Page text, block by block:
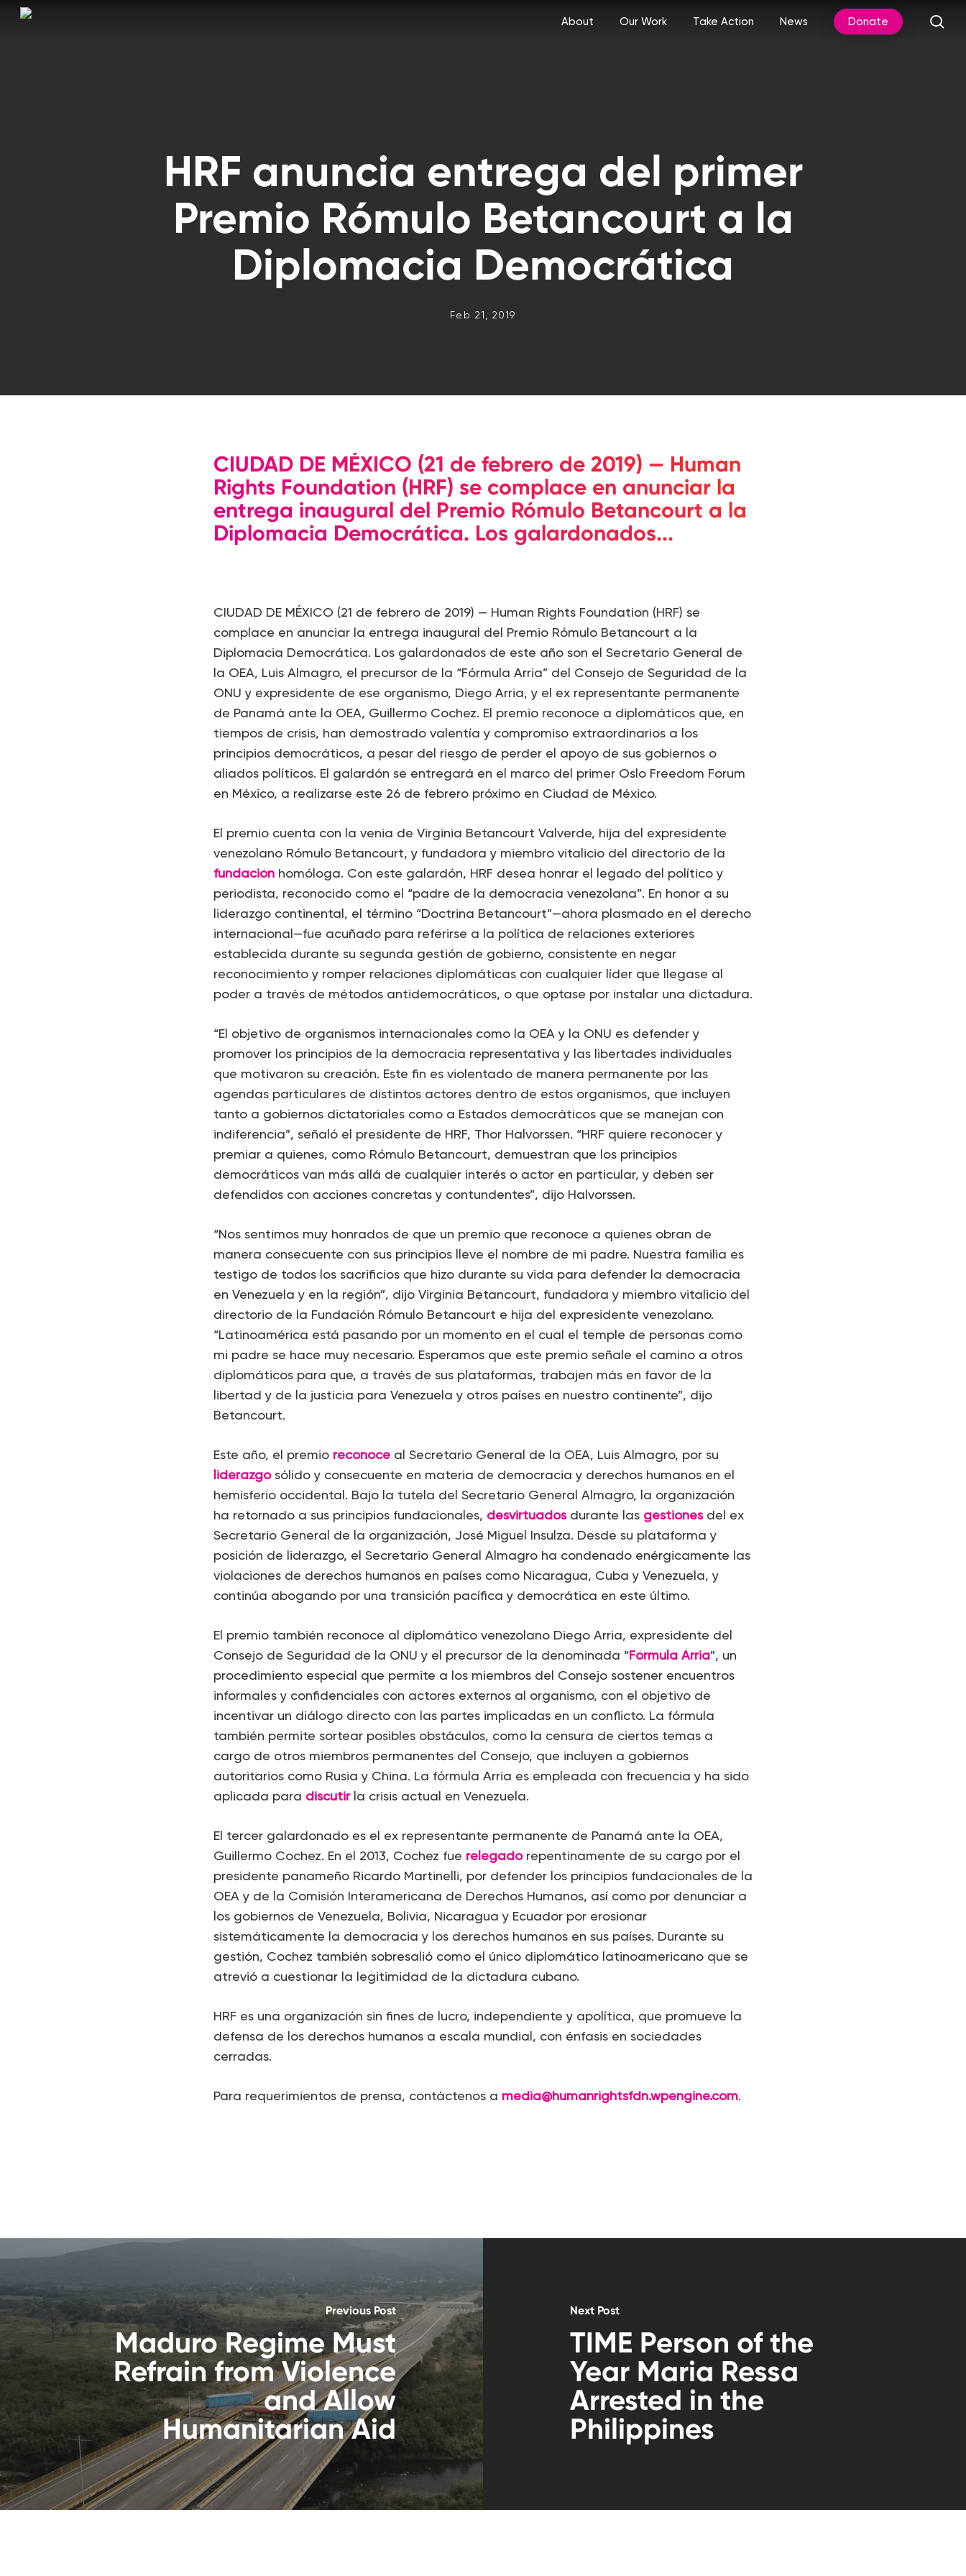
Hit enter to search or ESC to close
About Our Work Take Action News Donate
HRF anuncia entrega del primer
Premio Rómulo Betancourt a la
Diplomacia Democrática
Feb 21, 2019
CIUDAD DE MÉXICO (21 de febrero de 2019) — Human
Rights Foundation (HRF) se complace en anunciar la
entrega inaugural del Premio Rómulo Betancourt a la
Diplomacia Democrática. Los galardonados...
CIUDAD DE MÉXICO (21 de febrero de 2019) — Human Rights Foundation (HRF) se
complace en anunciar la entrega inaugural del Premio Rómulo Betancourt a la
Diplomacia Democrática. Los galardonados de este año son el Secretario General de
la OEA, Luis Almagro, el precursor de la “Fórmula Arria” del Consejo de Seguridad de la
ONU y expresidente de ese organismo, Diego Arria, y el ex representante permanente
de Panamá ante la OEA, Guillermo Cochez. El premio reconoce a diplomáticos que, en
tiempos de crisis, han demostrado valentía y compromiso extraordinarios a los
principios democráticos, a pesar del riesgo de perder el apoyo de sus gobiernos o
aliados políticos. El galardón se entregará en el marco del primer Oslo Freedom Forum
en México, a realizarse este 26 de febrero próximo en Ciudad de México.
El premio cuenta con la venia de Virginia Betancourt Valverde, hija del expresidente
venezolano Rómulo Betancourt, y fundadora y miembro vitalicio del directorio de la
fundación homóloga. Con este galardón, HRF desea honrar el legado del político y
periodista, reconocido como el “padre de la democracia venezolana”. En honor a su
liderazgo continental, el término “Doctrina Betancourt”—ahora plasmado en el derecho
internacional—fue acuñado para referirse a la política de relaciones exteriores
establecida durante su segunda gestión de gobierno, consistente en negar
reconocimiento y romper relaciones diplomáticas con cualquier líder que llegase al
poder a través de métodos antidemocráticos, o que optase por instalar una dictadura.
“El objetivo de organismos internacionales como la OEA y la ONU es defender y
promover los principios de la democracia representativa y las libertades individuales
que motivaron su creación. Este fin es violentado de manera permanente por las
agendas particulares de distintos actores dentro de estos organismos, que incluyen
tanto a gobiernos dictatoriales como a Estados democráticos que se manejan con
indiferencia”, señaló el presidente de HRF, Thor Halvorssen. “HRF quiere reconocer y
premiar a quienes, como Rómulo Betancourt, demuestran que los principios
democráticos van más allá de cualquier interés o actor en particular, y deben ser
defendidos con acciones concretas y contundentes”, dijo Halvorssen.
“Nos sentimos muy honrados de que un premio que reconoce a quienes obran de
manera consecuente con sus principios lleve el nombre de mi padre. Nuestra familia es
testigo de todos los sacrificios que hizo durante su vida para defender la democracia
en Venezuela y en la región”, dijo Virginia Betancourt, fundadora y miembro vitalicio del
directorio de la Fundación Rómulo Betancourt e hija del expresidente venezolano.
“Latinoamérica está pasando por un momento en el cual el temple de personas como
mi padre se hace muy necesario. Esperamos que este premio señale el camino a otros
diplomáticos para que, a través de sus plataformas, trabajen más en favor de la
libertad y de la justicia para Venezuela y otros países en nuestro continente”, dijo
Betancourt.
Este año, el premio reconoce al Secretario General de la OEA, Luis Almagro, por su
liderazgosólido y consecuente en materia de democracia y derechos humanos en el
hemisferio occidental. Bajo la tutela del Secretario General Almagro, la organización
ha retornado a sus principios fundacionales, desvirtuadosdurante las gestionesdel ex
Secretario General de la organización, José Miguel Insulza. Desde su plataforma y
posición de liderazgo, el Secretario General Almagro ha condenado enérgicamente las
violaciones de derechos humanos en países como Nicaragua, Cuba y Venezuela, y
continúa abogando por una transición pacífica y democrática en este último.
El premio también reconoce al diplomático venezolano Diego Arria, expresidente del
Consejo de Seguridad de la ONU y el precursor de la denominada “Fórmula Arria”, un
procedimiento especial que permite a los miembros del Consejo sostener encuentros
informales y confidenciales con actores externos al organismo, con el objetivo de
incentivar un diálogo directo con las partes implicadas en un conflicto. La fórmula
también permite sortear posibles obstáculos, como la censura de ciertos temas a
cargo de otros miembros permanentes del Consejo, que incluyen a gobiernos
autoritarios como Rusia y China. La fórmula Arria es empleada con frecuencia y ha sido
aplicada para discutirla crisis actual en Venezuela.
El tercer galardonado es el ex representante permanente de Panamá ante la OEA,
Guillermo Cochez. En el 2013, Cochez fue relegadorepentinamente de su cargo por el
presidente panameño Ricardo Martinelli, por defender los principios fundacionales de la
OEA y de la Comisión Interamericana de Derechos Humanos, así como por denunciar a
los gobiernos de Venezuela, Bolivia, Nicaragua y Ecuador por erosionar
sistemáticamente la democracia y los derechos humanos en sus países. Durante su
gestión, Cochez también sobresalió como el único diplomático latinoamericano que se
atrevió a cuestionar la legitimidad de la dictadura cubano.
HRF es una organización sin fines de lucro, independiente y apolítica, que promueve la
defensa de los derechos humanos a escala mundial, con énfasis en sociedades
cerradas.
Para requerimientos de prensa, contáctenos a media@humanrightsfdn.wpengine.com.
Previous Post
Maduro Regime Must
Refrain from Violence
and Allow
Humanitarian Aid
Next Post
TIME Person of the
Year Maria Ressa
Arrested in the
Philippines